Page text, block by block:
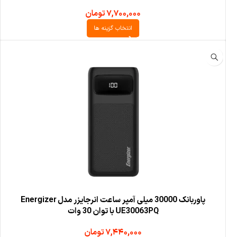
۷,۷۰۰,۰۰۰تومان
انتخاب گزینه ها
پاوربانک 30000 میلی آمپر ساعت انرجایزر مدل Energizer
UE30063PQ با توان 30 وات
۷,۴۴۰,۰۰۰تومان